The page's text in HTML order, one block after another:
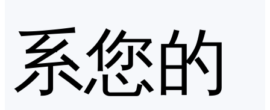
系您的